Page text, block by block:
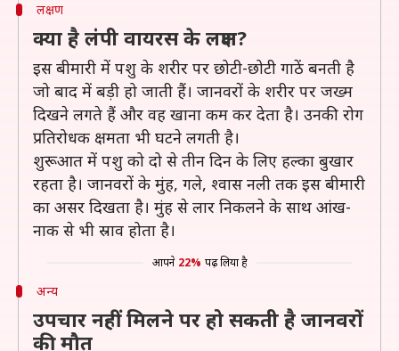
लक्षण
क्या है लंपी वायरस के लक्षण?
इस बीमारी में पशु के शरीर पर छोटी-छोटी गाठें बनती है
जो बाद में बड़ी हो जाती हैं। जानवरों के शरीर पर जख्म
दिखने लगते हैं और वह खाना कम कर देता है। उनकी रोग
प्रतिरोधक क्षमता भी घटने लगती है।
शुरूआत में पशु को दो से तीन दिन के लिए हल्का बुखार
रहता है। जानवरों के मुंह, गले, श्वास नली तक इस बीमारी
का असर दिखता है। मुंह से लार निकलने के साथ आंख-
नाक से भी स्राव होता है।
आपने 22% पढ़ लिया है
अन्य
उपचार नहीं मिलने पर हो सकती है जानवरों
की मौत